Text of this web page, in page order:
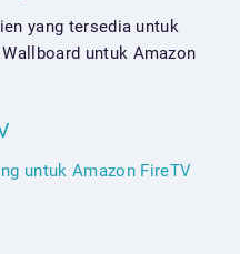
yang tersedia untuk
untuk Amazon
untuk Amazon FireTV